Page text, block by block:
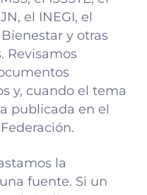
el INEGI, el
y otras
Revisamos
y, cuando el tema
publicada en el
la
fuente. Si un